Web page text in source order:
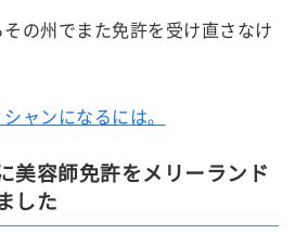
の州でまた免許を受け直さなけ
ャンになるには。
美容師免許をメリーランド
した